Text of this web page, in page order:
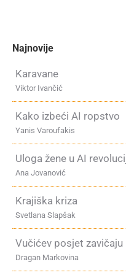
Najnovije
Karavane
Viktor Ivančić
Kako izbeći AI ropstvo
Yanis Varoufakis
Uloga žene u AI
Ana Jovanović
Krajiška kriza
Svetlana Slapšak
Vučićev posjet
Dragan Markovina